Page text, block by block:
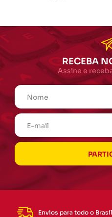
RECEBA
Assine e
Envios para todo o Brasil